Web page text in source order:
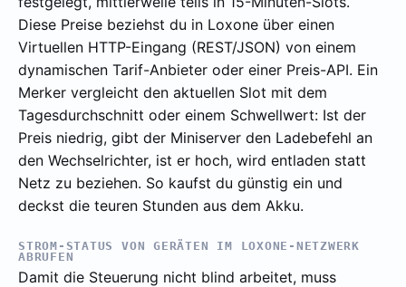
Diese Preise beziehst du in Loxone über einen
Virtuellen HTTP-Eingang (REST/JSON) von einem
dynamischen Tarif-Anbieter oder einer Preis-API. Ein
Merker vergleicht den aktuellen Slot mit dem
Tagesdurchschnitt oder einem Schwellwert: Ist der
Preis niedrig, gibt der Miniserver den Ladebefehl an
den Wechselrichter, ist er hoch, wird entladen statt
Netz zu beziehen. So kaufst du günstig ein und
deckst die teuren Stunden aus dem Akku.
STROM-STATUS VON GERÄTEN IM LOXONE-NETZWERK
ABRUFEN
Damit die Steuerung nicht blind arbeitet, muss